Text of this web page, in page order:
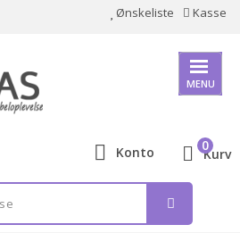
Ønskeliste Kasse
MENU
Konto Kurv
0